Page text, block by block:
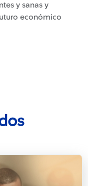
y sanas y
económico